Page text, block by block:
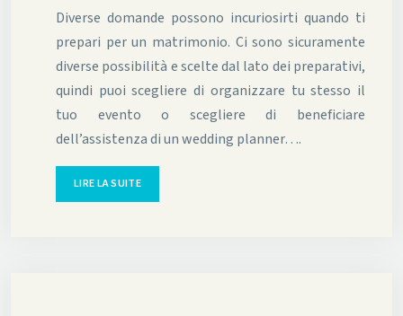
Diverse domande possono incuriosirti quando ti
prepari per un matrimonio. Ci sono sicuramente
diverse possibilità e scelte dal lato dei preparativi,
quindi puoi scegliere di organizzare tu stesso il
tuo evento o scegliere di beneficiare
dell’assistenza di un wedding planner….
LIRE LA SUITE